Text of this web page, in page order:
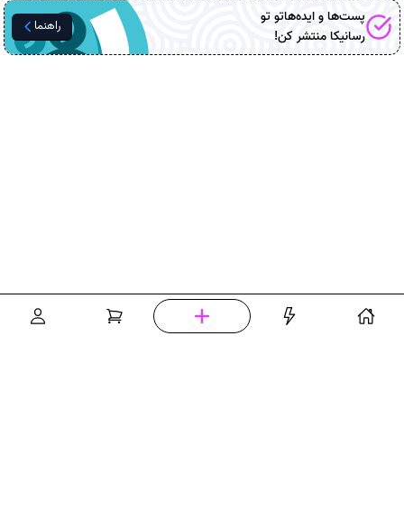
پست‌ها و ایده‌هاتو تو
رسانیکامنتشر کن! راهنما